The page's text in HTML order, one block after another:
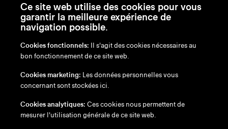
en/nl/fr/de
Exonération de responsabilité
Politique en matière de cookies
Ce site web utilise des cookies pour vous
garantir la meilleure expérience de
navigation possible.
Cookies fonctionnels: Il s'agit des cookies nécessaires au
bon fonctionnement de ce site web.
Cookies marketing: Les données personnelles vous
concernant sont stockées ici.
Cookies analytiques: Ces cookies nous permettent de
mesurer l'utilisation générale de ce site web.